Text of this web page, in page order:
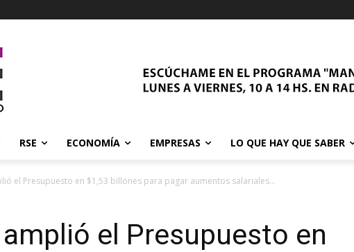
RSE ECONOMÍA EMPRESAS LO QUE HAY QUE SABER
el Presupuesto en $1,53 billones para pagar aumentos salariales...
el Presupuesto en